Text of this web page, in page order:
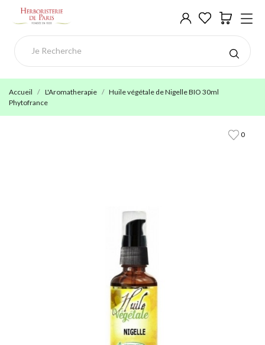
Accueil L'Aromatherapie
Huile végétale de Nigelle BIO 30ml
Phytofrance
0